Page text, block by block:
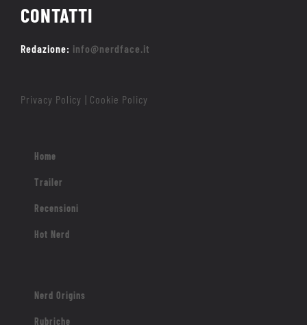
CONTATTI
Redazione: info@nerdface.it
Privacy Policy Cookie Policy
Home
Trailer
Recensioni
Hot Nerd
Nerd Origins
Rubriche